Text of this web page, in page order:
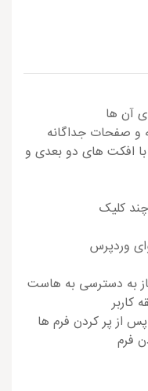
آن ها
و صفحات جداگانه
با افکت های دو بعدی و
کلیک
وردپرس
به دسترسی به هاست
کاربر
از پر کردن فرم ها
فرم